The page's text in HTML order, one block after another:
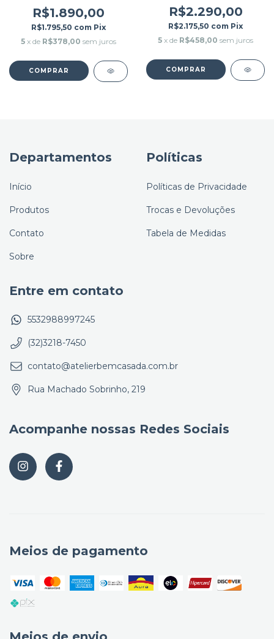
R$1.890,00
R$1.795,50 com Pix
5 x de R$378,00 sem juros
COMPRAR
R$2.290,00
R$2.175,50 com Pix
5 x de R$458,00 sem juros
COMPRAR
Departamentos
Início
Produtos
Contato
Sobre
Políticas
Políticas de Privacidade
Trocas e Devoluções
Tabela de Medidas
Entre em contato
5532988997245
(32)3218-7450
contato@atelierbemcasada.com.br
Rua Machado Sobrinho, 219
Acompanhe nossas Redes Sociais
Meios de pagamento